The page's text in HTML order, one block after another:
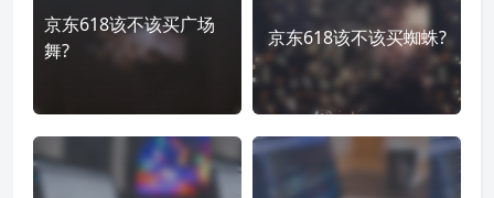
京东618该不该买广场
舞?
京东618该不该买蜘蛛?